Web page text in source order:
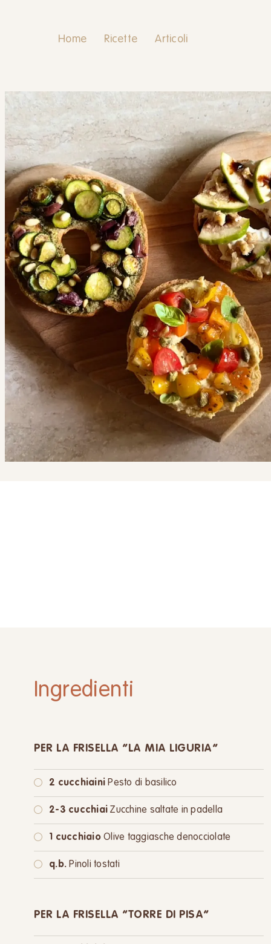
Home Ricette Articoli
Ingredienti
PER LA FRISELLA “LA MIA LIGURIA”
2 cucchiaini Pesto di basilico
2-3 cucchiai Zucchine saltate in padella
1 cucchiaio Olive taggiasche denocciolate
q.b. Pinoli tostati
PER LA FRISELLA “TORRE DI PISA”